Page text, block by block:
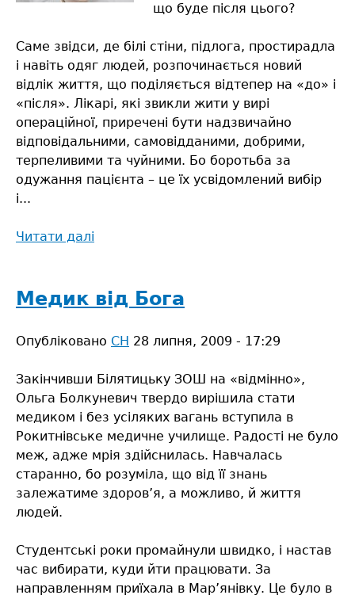
що буде після цього?
Саме звідси, де білі стіни, підлога, простирадла
і навіть одяг людей, розпочинається новий
відлік життя, що поділяється відтепер на «до» і
«після». Лікарі, які звикли жити у вирі
операційної, приречені бути надзвичайно
відповідальними, самовідданими, добрими,
терпеливими та чуйними. Бо боротьба за
одужання пацієнта – це їх усвідомлений вибір
і...
Читати далі
Романюка
Медик від Бога
Опубліковано СН 28 липня, 2009 - 17:29
Закінчивши Білятицьку ЗОШ на «відмінно»,
Ольга Болкуневич твердо вирішила стати
медиком і без усіляких вагань вступила в
Рокитнівське медичне училище. Радості не було
меж, адже мрія здійснилась. Навчалась
старанно, бо розуміла, що від її знань
залежатиме здоров’я, а можливо, й життя
людей.
Студентські роки промайнули швидко, і настав
час вибирати, куди йти працювати. За
направленням приїхала в Мар’янівку. Це було в